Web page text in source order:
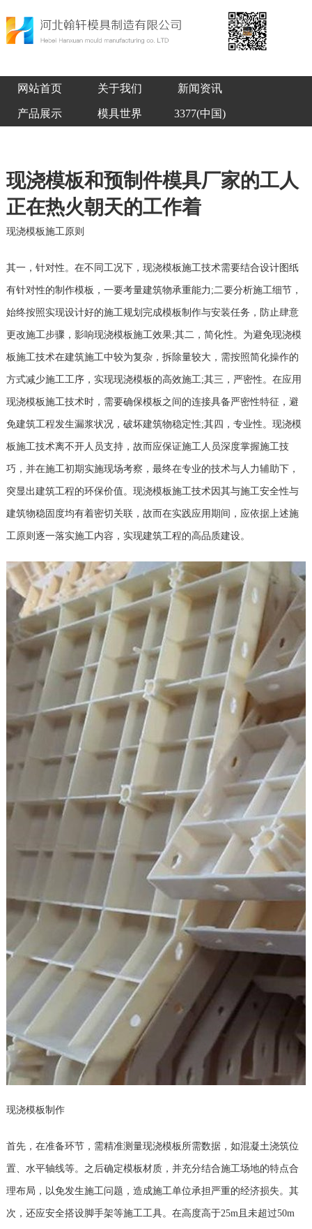
网站首页 关于我们 新闻资讯
产品展示 模具世界 3377(中国)
现浇模板和预制件模具厂家的工人
正在热火朝天的工作着
现浇模板施工原则
其一，针对性。在不同工况下，现浇模板施工技术需要结合设计图纸
有针对性的制作模板，一要考量建筑物承重能力;二要分析施工细节，
始终按照实现设计好的施工规划完成模板制作与安装任务，防止肆意
更改施工步骤，影响现浇模板施工效果;其二，简化性。为避免现浇模
板施工技术在建筑施工中较为复杂，拆除量较大，需按照简化操作的
方式减少施工工序，实现现浇模板的高效施工;其三，严密性。在应用
现浇模板施工技术时，需要确保模板之间的连接具备严密性特征，避
免建筑工程发生漏浆状况，破坏建筑物稳定性;其四，专业性。现浇模
板施工技术离不开人员支持，故而应保证施工人员深度掌握施工技
巧，并在施工初期实施现场考察，最终在专业的技术与人力辅助下，
突显出建筑工程的环保价值。现浇模板施工技术因其与施工安全性与
建筑物稳固度均有着密切关联，故而在实践应用期间，应依据上述施
工原则逐一落实施工内容，实现建筑工程的高品质建设。
现浇模板制作
首先，在准备环节，需精准测量现浇模板所需数据，如混凝土浇筑位
置、水平轴线等。之后确定模板材质，并充分结合施工场地的特点合
理布局，以免发生施工问题，造成施工单位承担严重的经济损失。其
次，还应安全搭设脚手架等施工工具。在高度高于25m且未超过50m